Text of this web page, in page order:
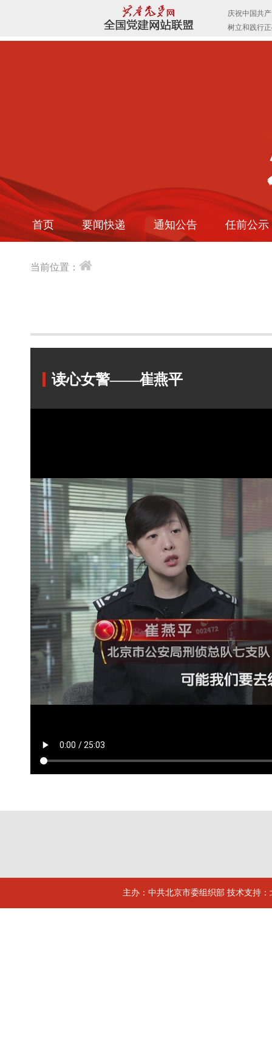
首页 要闻快递 通知公告 任前公示
当前位置：
读心女警——崔燕平
主办：中共北京市委组织部 技术支持